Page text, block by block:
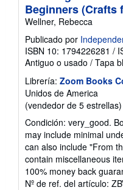
Beginners (Crafts
Wellner, Rebecca
Publicado por
ISBN 10: 1794226281 /
Antiguo o usado / Tapa
Librería: Zoom Books
Unidos de America
(vendedor de 5 estrellas)
Condición: very_good.
may include minimal
can also include "From
contain miscellaneous
100% money back
Nº de ref. del artículo: